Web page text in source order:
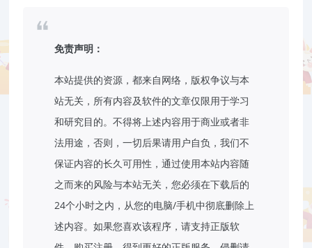
免责声明：
本站提供的资源，都来自网络，版权争议与本
站无关，所有内容及软件的文章仅限用于学习
和研究目的。不得将上述内容用于商业或者非
法用途，否则，一切后果请用户自负，我们不
保证内容的长久可用性，通过使用本站内容随
之而来的风险与本站无关，您必须在下载后的
24个小时之内，从您的电脑/手机中彻底删除上
述内容。如果您喜欢该程序，请支持正版软